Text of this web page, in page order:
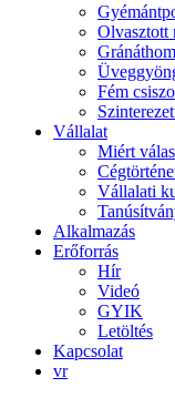
Olvasztott
Fém
Vállalat
Miért
Vállalati
Alkalmazás
Erőforrás
Hír
Videó
GYIK
Letöltés
Kapcsolat
vr